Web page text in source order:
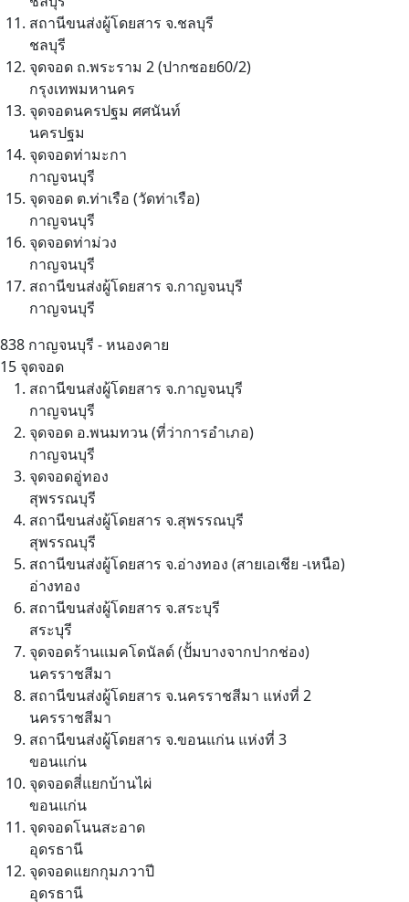
สถานีขนส่งผู้โดยสาร จ.ชลบุรี
ชลบุรี
จุดจอด ถ.พระราม 2 (ปากซอย60/2)
กรุงเทพมหานคร
จุดจอดนครปฐม ศศนันท์
นครปฐม
จุดจอดท่ามะกา
กาญจนบุรี
จุดจอด ต.ท่าเรือ (วัดท่าเรือ)
กาญจนบุรี
จุดจอดท่าม่วง
กาญจนบุรี
สถานีขนส่งผู้โดยสาร จ.กาญจนบุรี
กาญจนบุรี
838 กาญจนบุรี - หนองคาย
15 จุดจอด
สถานีขนส่งผู้โดยสาร จ.กาญจนบุรี
กาญจนบุรี
จุดจอด อ.พนมทวน (ที่ว่าการอำเภอ)
กาญจนบุรี
จุดจอดอู่ทอง
สุพรรณบุรี
สถานีขนส่งผู้โดยสาร จ.สุพรรณบุรี
สุพรรณบุรี
สถานีขนส่งผู้โดยสาร จ.อ่างทอง (สายเอเชีย -เหนือ)
อ่างทอง
สถานีขนส่งผู้โดยสาร จ.สระบุรี
สระบุรี
จุดจอดร้านแมคโดนัลด์ (ปั้มบางจากปากช่อง)
นครราชสีมา
สถานีขนส่งผู้โดยสาร จ.นครราชสีมา แห่งที่ 2
นครราชสีมา
สถานีขนส่งผู้โดยสาร จ.ขอนแก่น แห่งที่ 3
ขอนแก่น
จุดจอดสี่แยกบ้านไผ่
ขอนแก่น
จุดจอดโนนสะอาด
อุดรธานี
จุดจอดแยกกุมภวาปี
อุดรธานี